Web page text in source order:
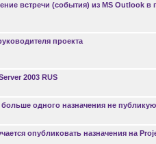
встречи (события) из MS Outlook в
проекта
2003 RUS
одного назначения не
опубликовать назначения на